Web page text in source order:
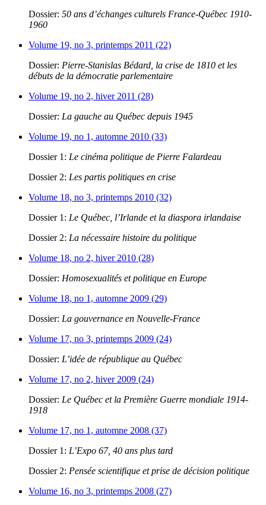
Dossier: 50 ans d’échanges culturels France-Québec 1910-
1960
Volume 19, no 3, printemps 2011 (22)
Dossier: Pierre-Stanislas Bédard, la crise de 1810 et les
débuts de la démocratie parlementaire
Volume 19, no 2, hiver 2011 (28)
Dossier: La gauche au Québec depuis 1945
Volume 19, no 1, automne 2010 (33)
Dossier 1: Le cinéma politique de Pierre Falardeau
Dossier 2: Les partis politiques en crise
Volume 18, no 3, printemps 2010 (32)
Dossier 1: Le Québec, l’Irlande et la diaspora irlandaise
Dossier 2: La nécessaire histoire du politique
Volume 18, no 2, hiver 2010 (28)
Dossier: Homosexualités et politique en Europe
Volume 18, no 1, automne 2009 (29)
Dossier: La gouvernance en Nouvelle-France
Volume 17, no 3, printemps 2009 (24)
Dossier: L’idée de république au Québec
Volume 17, no 2, hiver 2009 (24)
Dossier: Le Québec et la Première Guerre mondiale 1914-
1918
Volume 17, no 1, automne 2008 (37)
Dossier 1: L’Expo 67, 40 ans plus tard
Dossier 2: Pensée scientifique et prise de décision politique
Volume 16, no 3, printemps 2008 (27)